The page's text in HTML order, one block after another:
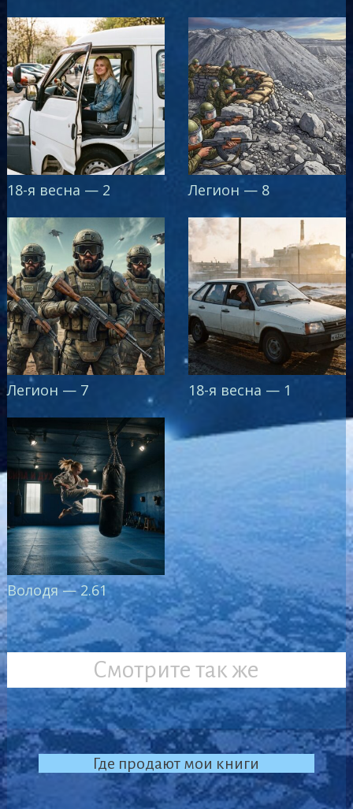
18-я весна — 2 Легион — 8
Легион — 7 18-я весна — 1
Володя — 2.61
Смотрите так же
Где продают мои книги